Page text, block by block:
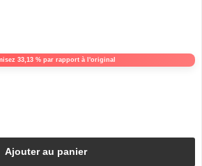
33,13 % par rapport à l'original
Ajouter au panier